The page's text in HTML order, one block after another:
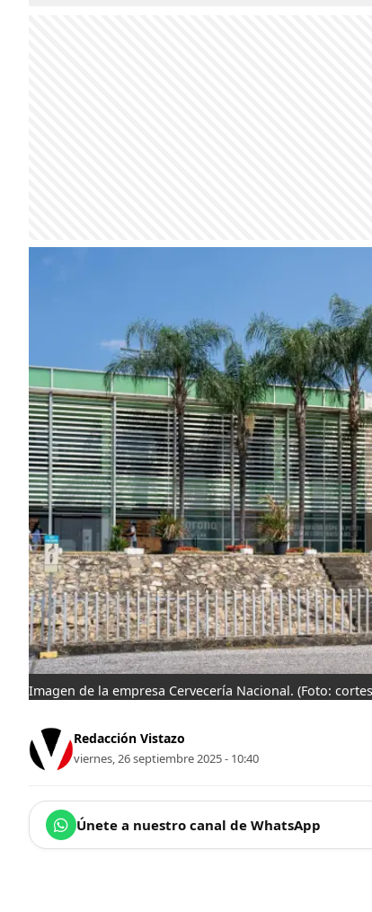
Imagen de la empresa Cervecería Nacional. (Foto:
Redacción Vistazo
viernes, 26 septiembre 2025 - 10:40
Únete a nuestro canal de WhatsApp